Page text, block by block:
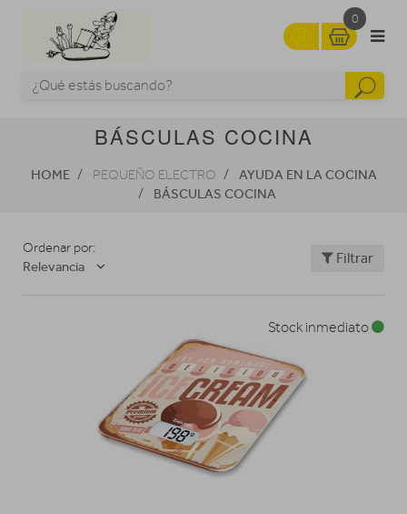
0
BÁSCULAS COCINA
HOME PEQUEÑO ELECTRO
AYUDA EN LA COCINA
BÁSCULAS COCINA
Ordenar por:
Relevancia
Filtrar
Stock inmediato